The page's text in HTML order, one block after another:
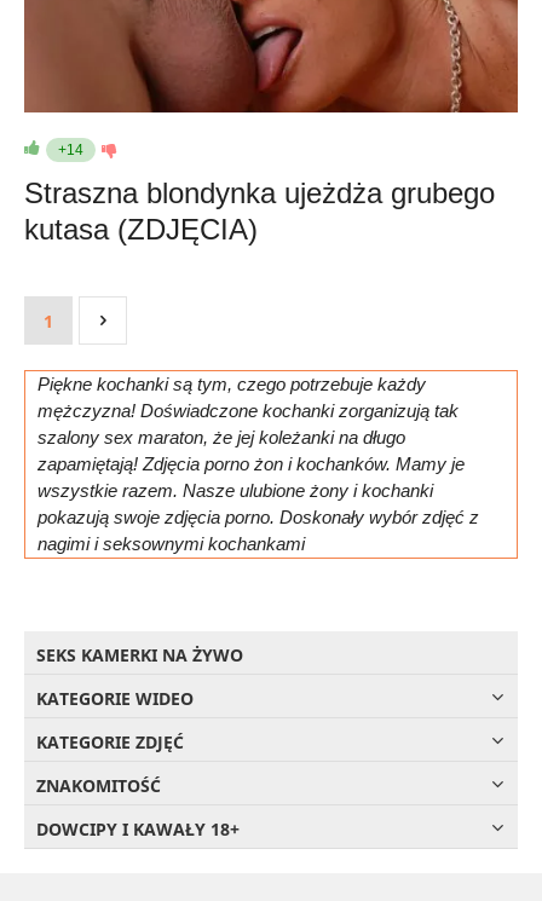
+14
Straszna blondynka ujeżdża grubego
kutasa (ZDJĘCIA)
1
Piękne kochanki są tym, czego potrzebuje każdy
mężczyzna! Doświadczone kochanki zorganizują tak
szalony sex maraton, że jej koleżanki na długo
zapamiętają! Zdjęcia porno żon i kochanków. Mamy je
wszystkie razem. Nasze ulubione żony i kochanki
pokazują swoje zdjęcia porno. Doskonały wybór zdjęć z
nagimi i seksownymi kochankami
SEKS KAMERKI NA ŻYWO
KATEGORIE WIDEO
KATEGORIE ZDJĘĆ
ZNAKOMITOŚĆ
DOWCIPY I KAWAŁY 18+